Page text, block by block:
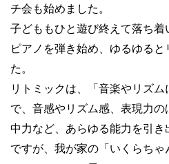
チ会も始めました。
子どももひと遊び終えて落ち
ピアノを弾き始め、ゆるゆる
た。
リトミックは、「音楽やリズ
で、音感やリズム感、表現力
中力など、あらゆる能力を引き
ですが、我が家の「いくらち